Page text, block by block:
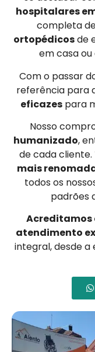
hospitalares
completa
ortopédicosde
em casa
Com o passar
referência para
eficazespara
Nosso
humanizado,
de cada cliente.
mais
todos os
padrões
Acreditamos
atendimento
integral, desde